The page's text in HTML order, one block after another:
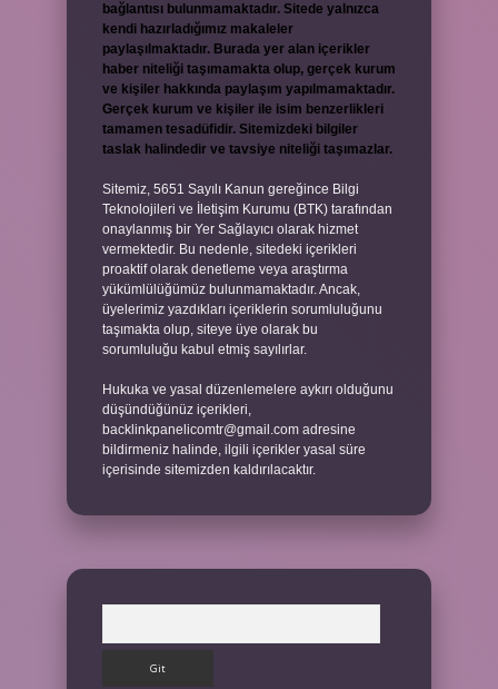
bağlantısı bulunmamaktadır. Sitede yalnızca
kendi hazırladığımız makaleler
paylaşılmaktadır. Burada yer alan içerikler
haber niteliği taşımamakta olup, gerçek kurum
ve kişiler hakkında paylaşım yapılmamaktadır.
Gerçek kurum ve kişiler ile isim benzerlikleri
tamamen tesadüfidir. Sitemizdeki bilgiler
taslak halindedir ve tavsiye niteliği taşımazlar.
Sitemiz, 5651 Sayılı Kanun gereğince Bilgi
Teknolojileri ve İletişim Kurumu (BTK) tarafından
onaylanmış bir Yer Sağlayıcı olarak hizmet
vermektedir. Bu nedenle, sitedeki içerikleri
proaktif olarak denetleme veya araştırma
yükümlülüğümüz bulunmamaktadır. Ancak,
üyelerimiz yazdıkları içeriklerin sorumluluğunu
taşımakta olup, siteye üye olarak bu
sorumluluğu kabul etmiş sayılırlar.
Hukuka ve yasal düzenlemelere aykırı olduğunu
düşündüğünüz içerikleri,
backlinkpanelicomtr@gmail.com adresine
bildirmeniz halinde, ilgili içerikler yasal süre
içerisinde sitemizden kaldırılacaktır.